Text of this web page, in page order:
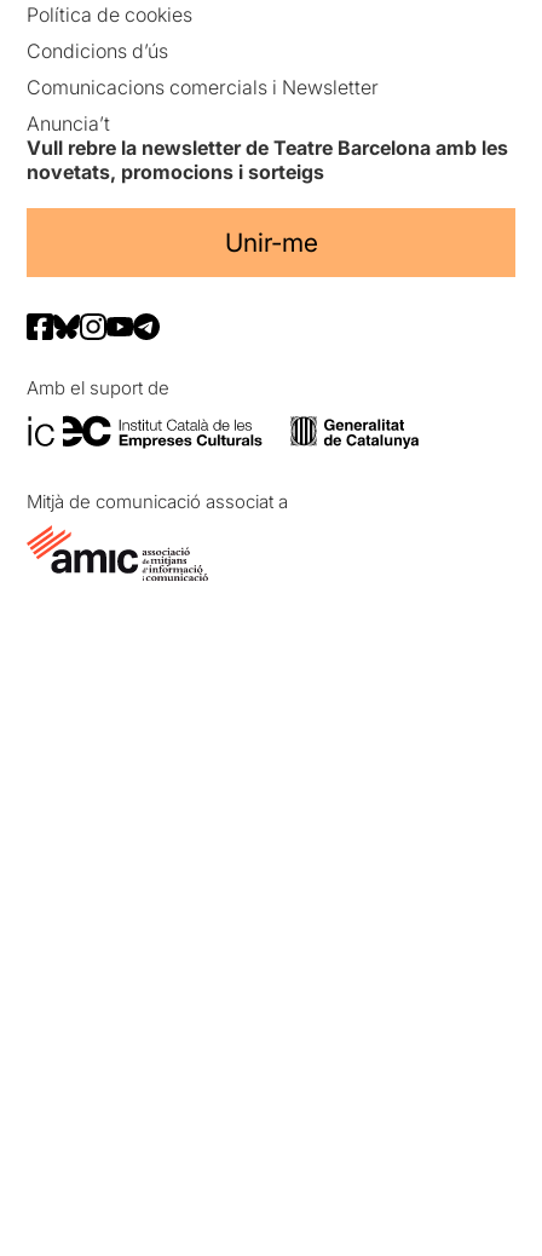
Política de cookies
Condicions d’ús
Comunicacions comercials i Newsletter
Anuncia’t
Vull rebre la newsletter de Teatre Barcelona amb les
novetats, promocions i sorteigs
Unir-me
Amb el suport de
Mitjà de comunicació associat a